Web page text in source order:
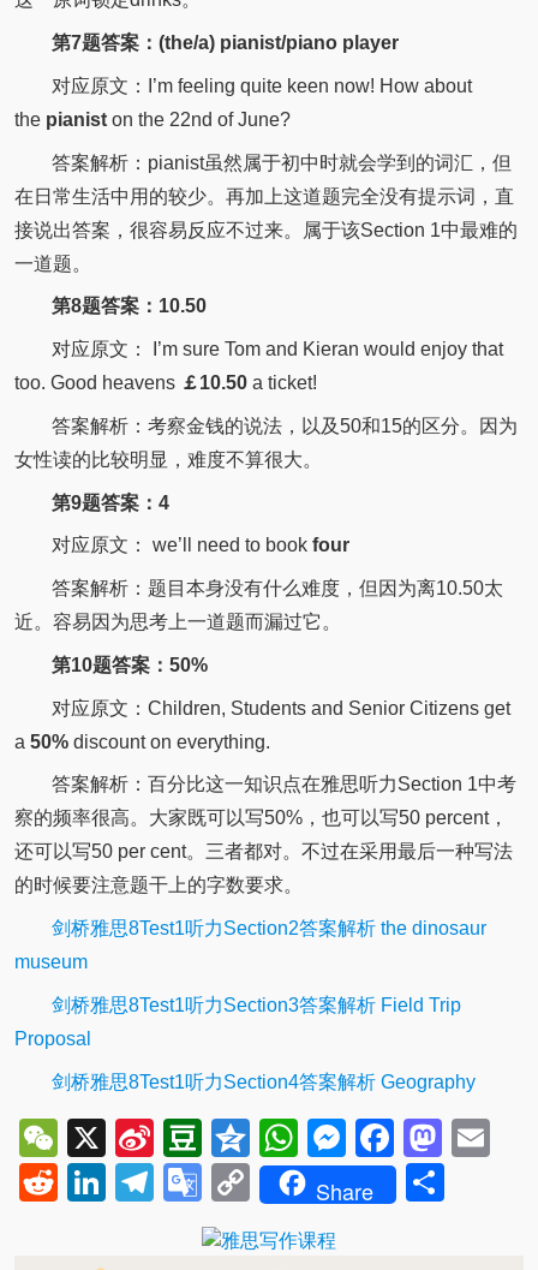
第7题答案：(the/a) pianist/piano player
对应原文：I’m feeling quite keen now! How about
the pianiston the 22nd of June?
答案解析：pianist虽然属于初中时就会学到的词汇，但
在日常生活中用的较少。再加上这道题完全没有提示词，直
接说出答案，很容易反应不过来。属于该Section 1中最难的
一道题。
第8题答案：10.50
对应原文： I’m sure Tom and Kieran would enjoy that
too. Good heavens ￡10.50 a ticket!
答案解析：考察金钱的说法，以及50和15的区分。因为
女性读的比较明显，难度不算很大。
第9题答案：4
对应原文： we’ll need to book four
答案解析：题目本身没有什么难度，但因为离10.50太
近。容易因为思考上一道题而漏过它。
第10题答案：50%
对应原文：Children, Students and Senior Citizens get
a 50%discount on everything.
答案解析：百分比这一知识点在雅思听力Section 1中考
察的频率很高。大家既可以写50%，也可以写50 percent，
还可以写50 per cent。三者都对。不过在采用最后一种写法
的时候要注意题干上的字数要求。
剑桥雅思8Test1听力Section2答案解析 the dinosaur
museum
剑桥雅思8Test1听力Section3答案解析 Field Trip
Proposal
剑桥雅思8Test1听力Section4答案解析 Geography
WeChat
X
Sina
Weibo
Douban
QzoneWhatsApp
Messenger
RedditLinkedIn
Telegram
Google
Translate
Copy
Link
Share